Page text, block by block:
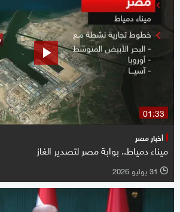
01:33
أخبار مصر
ميناء دمياط.. بوابة مصر لتصدير الغاز
l 31 يوليو 2026